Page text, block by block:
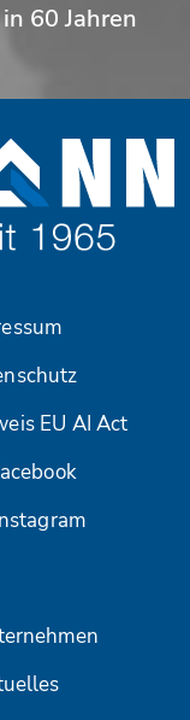
60 Jahren
EU AI Act